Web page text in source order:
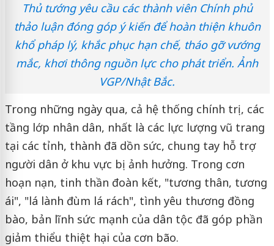
Thủ tướng yêu cầu các thành viên Chính phủ
thảo luận đóng góp ý kiến để hoàn thiện khuôn
khổ pháp lý, khắc phục hạn chế, tháo gỡ vướng
mắc, khơi thông nguồn lực cho phát triển. Ảnh
VGP/Nhật Bắc.
Trong những ngày qua, cả hệ thống chính trị, các
tầng lớp nhân dân, nhất là các lực lượng vũ trang
tại các tỉnh, thành đã dồn sức, chung tay hỗ trợ
người dân ở khu vực bị ảnh hưởng. Trong cơn
hoạn nạn, tinh thần đoàn kết, "tương thân, tương
ái", "lá lành đùm lá rách", tình yêu thương đồng
bào, bản lĩnh sức mạnh của dân tộc đã góp phần
giảm thiểu thiệt hại của cơn bão.